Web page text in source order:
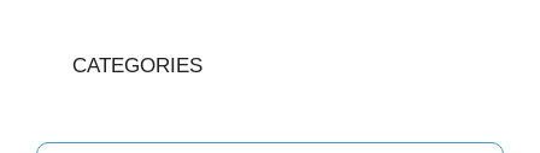
CATEGORIES